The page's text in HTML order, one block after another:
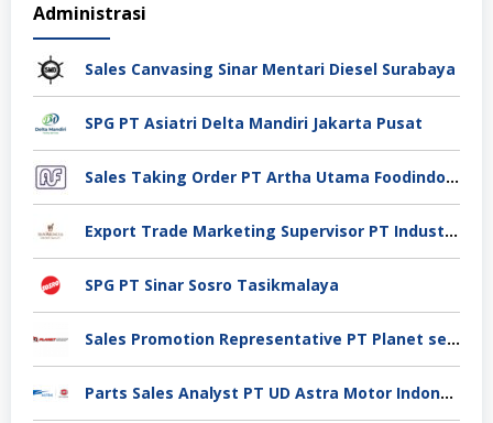
Administrasi
Sales Canvasing Sinar Mentari Diesel Surabaya
SPG PT Asiatri Delta Mandiri Jakarta Pusat
Sales Taking Order PT Artha Utama Foodindo Tangerang
Export Trade Marketing Supervisor PT Industri Jamu Dan Farmasi Sido Muncul Tbk, Jakarta
SPG PT Sinar Sosro Tasikmalaya
Sales Promotion Representative PT Planet selancar Mandiri, Pontianak
Parts Sales Analyst PT UD Astra Motor Indonesia, Jakarta Utara